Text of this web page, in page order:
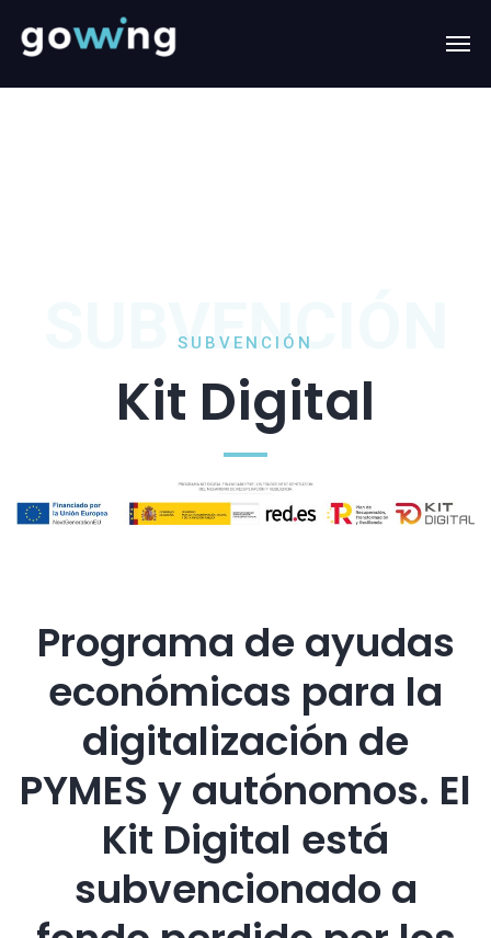
SUBVENCIÓN
SUBVENCIÓN
Kit Digital
Programa de ayudas
económicas para la
digitalización de
PYMES y autónomos. El
Kit Digital está
subvencionado a